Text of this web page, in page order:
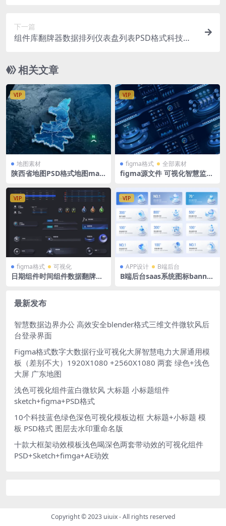
下一篇
组件库翻牌器数据排列仪表盘列表PSD格式科技大
相关文章
VIP
地图素材
陕西省地图PSD格式地图map
背景 1500x1080PX
VIP
figma格式 全部素材
figma源文件 可视化智慧监测
VIP
figma格式 可视化
日期组件时间组件数据翻牌器
VIP
APP设计 B端后台
B端后台saas系统图标banner
最新发布
智慧数据边界办公 高效安全blender格式三维文件微软风后
台登录界面
Figma格式数字大数据行业可视化大屏智慧电力大屏通用模
板（差别不大）1920X1080 +2560X1080 两套 绿色+浅色
大屏 广东地图
浅色可视化组件蓝白微软风 大标题 小标题组件
sketch+figma+PSD格式
10个科技蓝色绿色深色可视化模板边框 大标题+小标题 模
板 PSD格式 图层去水印重命名版
十款大框架动效模板浅色喝深色两套带动效的可视化组件
PSD+Sketch+fimga+AE动效
Copyright © 2023 uiuix- All rights reserved